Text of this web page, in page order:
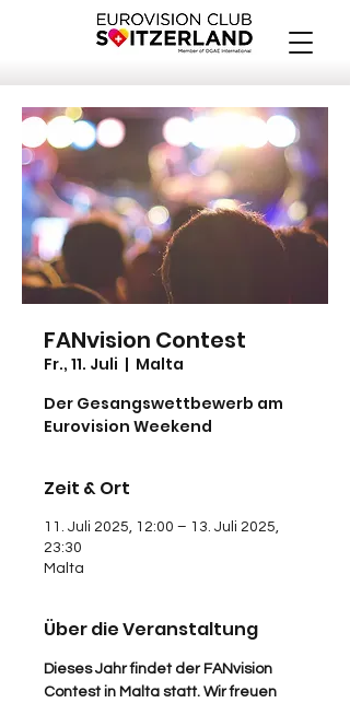
FANvision Contest
Fr., 11. Juli
  |
Malta
Der Gesangswettbewerb am
Eurovision Weekend
Zeit & Ort
11. Juli 2025, 12:00 – 13. Juli 2025,
23:30
Malta
Über die Veranstaltung
Dieses Jahr findet der FANvision
Contest in Malta statt. Wir freuen